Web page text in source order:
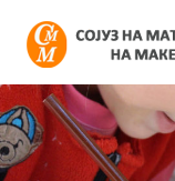
content
информации
поврзани
со
работата